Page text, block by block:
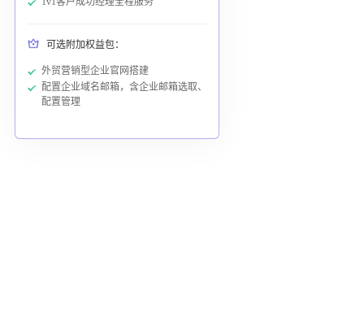
可选附加权益包：
外贸营销型企业官网搭建
配置企业域名邮箱，含企业邮箱选取、
配置管理